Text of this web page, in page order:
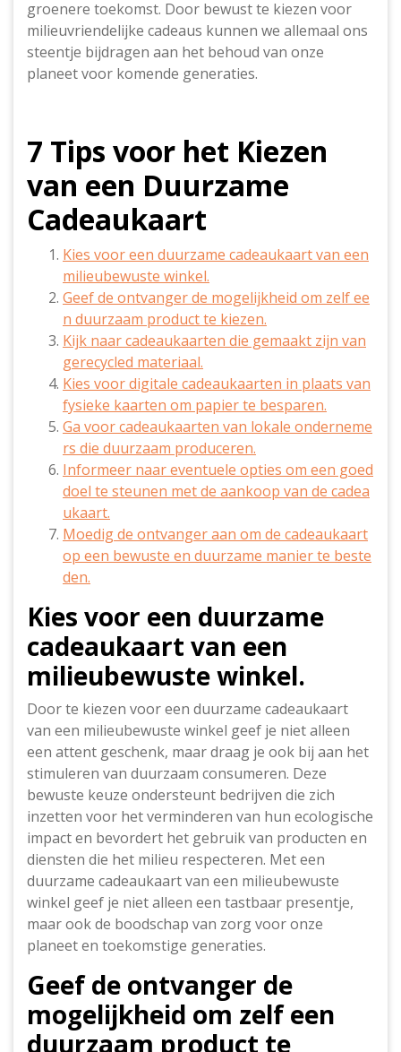
groenere toekomst. Door bewust te kiezen voor
milieuvriendelijke cadeaus kunnen we allemaal ons
steentje bijdragen aan het behoud van onze
planeet voor komende generaties.
7 Tips voor het Kiezen
van een Duurzame
Cadeaukaart
Kies voor een duurzame cadeaukaart van een
milieubewuste winkel.
Geef de ontvanger de mogelijkheid om zelf ee
n duurzaam product te kiezen.
Kijk naar cadeaukaarten die gemaakt zijn van
gerecycled materiaal.
Kies voor digitale cadeaukaarten in plaats van
fysieke kaarten om papier te besparen.
Ga voor cadeaukaarten van lokale onderneme
rs die duurzaam produceren.
Informeer naar eventuele opties om een goed
doel te steunen met de aankoop van de cadea
ukaart.
Moedig de ontvanger aan om de cadeaukaart
op een bewuste en duurzame manier te beste
den.
Kies voor een duurzame
cadeaukaart van een
milieubewuste winkel.
Door te kiezen voor een duurzame cadeaukaart
van een milieubewuste winkel geef je niet alleen
een attent geschenk, maar draag je ook bij aan het
stimuleren van duurzaam consumeren. Deze
bewuste keuze ondersteunt bedrijven die zich
inzetten voor het verminderen van hun ecologische
impact en bevordert het gebruik van producten en
diensten die het milieu respecteren. Met een
duurzame cadeaukaart van een milieubewuste
winkel geef je niet alleen een tastbaar presentje,
maar ook de boodschap van zorg voor onze
planeet en toekomstige generaties.
Geef de ontvanger de
mogelijkheid om zelf een
duurzaam product te